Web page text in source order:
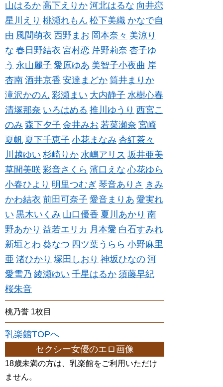
山はるか 高下えりか 河北はるな 向井恋
星川えり 桃瀬れもん 松下美織 かなで自
由 風間萌衣 西野まお 岡本奈々 美涼り
な 春日野結衣 宮村恋 芹野莉奈 杏子ゆ
う 永山麗子 愛原ゆあ 美智子小夜曲 岸
杏南 酒井京香 安達まどか 筒井まりか
滝沢かのん 彩瀬まい 大内静子 水樹心春
清塚那奈 いろはめる 推川ゆうり 西宮こ
のみ 森下夕子 金井みお 若菜瀬奈 宮崎
夏帆 夏下千恵子 小花まなみ 杏紅茶々
川越ゆい 杉崎りか 水嶋アリス 坂井亜美
草間美咲 彩音さくら 濱口えな 心花ゆら
小春ひより 明里つむぎ 琴音ありさ きみ
かわ結衣 前田可奈子 愛音まりあ 愛実れ
い 黒木いくみ 山口優香 夏川あかり 南
野あかり 益若エリカ 月本愛 白石すみれ
新垣とわ 葵なつ 四ツ葉うらら 小野麻里
亜 渚ひかり 塚田しおり 神坂ひなの 河
愛雪乃 綾瀬ゆい 千星はるか 須藤早紀
桜朱音
桃乃誉 1枚目
乳楽館TOPへ
セクシー女優のエロ画像
18歳未満の方は、乳楽館をご利用いただけ
ません。